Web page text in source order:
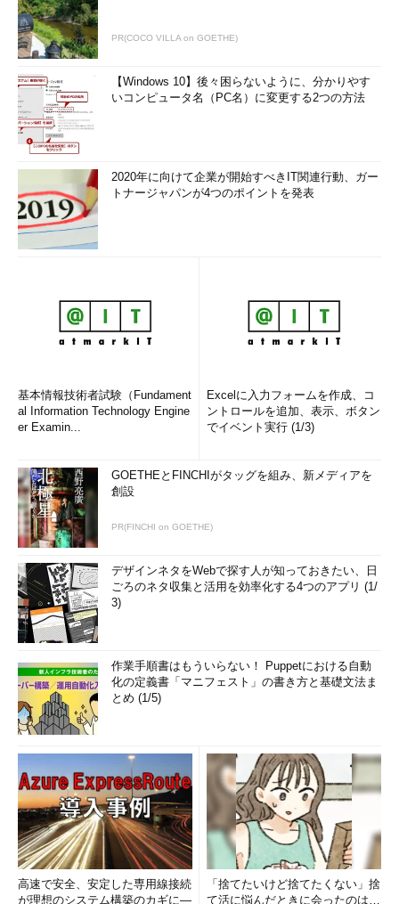
PR(COCO VILLA on GOETHE)
【Windows 10】後々困らないように、分かりやす
いコンピュータ名（PC名）に変更する2つの方法
2020年に向けて企業が開始すべきIT関連行動、ガー
トナージャパンが4つのポイントを発表
基本情報技術者試験（Fundament
al Information Technology Engine
er Examin...
Excelに入力フォームを作成、コ
ントロールを追加、表示、ボタン
でイベント実行 (1/3)
GOETHEとFINCHIがタッグを組み、新メディアを
創設
PR(FINCHI on GOETHE)
デザインネタをWebで探す人が知っておきたい、日
ごろのネタ収集と活用を効率化する4つのアプリ (1/
3)
作業手順書はもういらない！ Puppetにおける自動
化の定義書「マニフェスト」の書き方と基礎文法ま
とめ (1/5)
高速で安全、安定した専用線接続
が理想のシステム構築のカギに―
「捨てたいけど捨てたくない」捨
て活に悩んだときに会ったのは…